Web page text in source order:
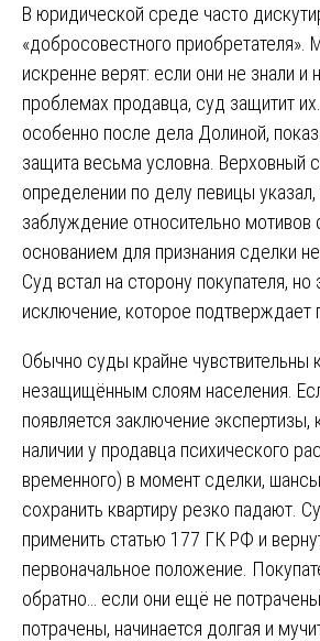
В юридической среде часто
«добросовестного приобретателя».
искренне верят: если они не знали и
проблемах продавца, суд защитит
особенно после дела Долиной,
защита весьма условна. Верховный
определении по делу певицы указал,
заблуждение относительно мотивов
основанием для признания сделки
Суд встал на сторону покупателя, но
исключение, которое подтверждает
Обычно суды крайне чувствительны
незащищённым слоям населения.
появляется заключение экспертизы,
наличии у продавца психического
временного) в момент сделки,
сохранить квартиру резко падают.
применить статью 177 ГК РФ и
первоначальное положение.
обратно… если они ещё не
потрачены, начинается долгая и